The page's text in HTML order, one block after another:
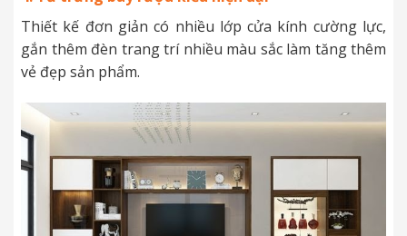
Thiết kế đơn giản có nhiều lớp cửa kính cường lực,
gắn thêm đèn trang trí nhiều màu sắc làm tăng thêm
vẻ đẹp sản phẩm.